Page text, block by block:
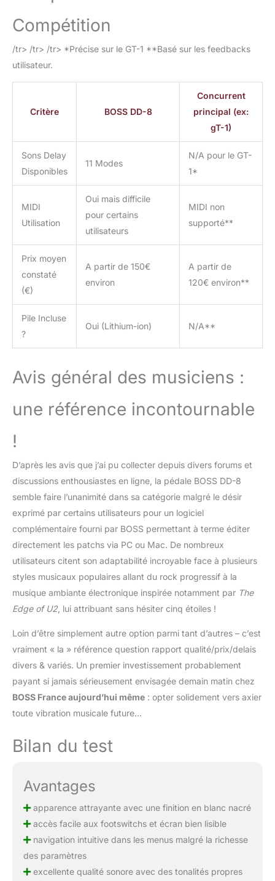
Compétition
/tr> /tr> /tr> *Précise sur le GT-1 **Basé sur les feedbacks
utilisateur.
Critère BOSS DD-8
Concurrent
principal (ex:
gT-1)
Sons Delay
Disponibles
11 Modes
N/A pour le GT-
1*
MIDI
Utilisation
Oui mais difficile
pour certains
utilisateurs
MIDI non
supporté**
Prix moyen
constaté
(€)
A partir de 150€
environ
A partir de
120€ environ**
Pile Incluse
?
Oui (Lithium-ion) N/A**
Avis général des musiciens :
une référence incontournable
!
D’après les avis que j’ai pu collecter depuis divers forums et
discussions enthousiastes en ligne, la pédale BOSS DD-8
semble faire l’unanimité dans sa catégorie malgré le désir
exprimé par certains utilisateurs pour un logiciel
complémentaire fourni par BOSS permettant à terme éditer
directement les patchs via PC ou Mac. De nombreux
utilisateurs citent son adaptabilité incroyable face à plusieurs
styles musicaux populaires allant du rock progressif à la
musique ambiante électronique inspirée notamment par The
Edge of U2, lui attribuant sans hésiter cinq étoiles !
Loin d’être simplement autre option parmi tant d’autres – c’est
vraiment « la » référence question rapport qualité/prix/delais
divers & variés. Un premier investissement probablement
payant si jamais sérieusement envisagée demain matin chez
BOSS France aujourd’hui même : opter solidement vers axier
toute vibration musicale future…
Bilan du test
Avantages
apparence attrayante avec une finition en blanc nacré
accès facile aux footswitchs et écran bien lisible
navigation intuitive dans les menus malgré la richesse
des paramètres
excellente qualité sonore avec des tonalités propres